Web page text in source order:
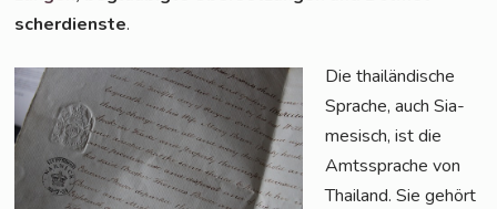
scher­diens­te.
Die thai­län­di­sche
Spra­che, auch Sia­
me­sisch, ist die
Amts­spra­che von
Thai­land. Sie gehört